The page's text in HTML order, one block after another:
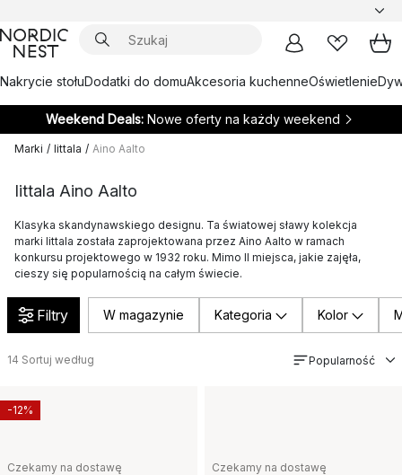
Nakrycie stołuDodatki do domuAkcesoria kuchenneOświetlenie
Weekend Deals: Nowe oferty na każdy weekend
Marki / Iittala / Aino Aalto
Iittala Aino Aalto
Klasyka skandynawskiego designu. Ta światowej sławy kolekcja
marki Iittala została zaprojektowana przez Aino Aalto w ramach
konkursu projektowego w 1932 roku. Mimo II miejsca, jakie zajęła,
cieszy się popularnością na całym świecie.
Filtry W magazynie Kategoria Kolor
14 Sortuj według Popularność
Czekamy na dostawę
-12%
Czekamy na dostawę